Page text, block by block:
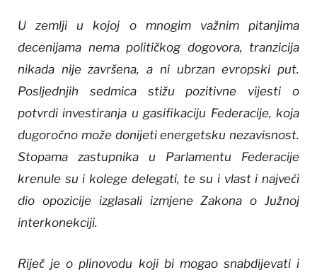
U zemlji u kojoj o mnogim važnim pitanjima
decenijama nema političkog dogovora, tranzicija
nikada nije završena, a ni ubrzan evropski put.
Posljednjih sedmica stižu pozitivne vijesti o
potvrdi investiranja u gasifikaciju Federacije, koja
dugoročno može donijeti energetsku nezavisnost.
Stopama zastupnika u Parlamentu Federacije
krenule su i kolege delegati, te su i vlast i najveći
dio opozicije izglasali izmjene Zakona o Južnoj
interkonekciji.
Riječ je o plinovodu koji bi mogao snabdijevati i